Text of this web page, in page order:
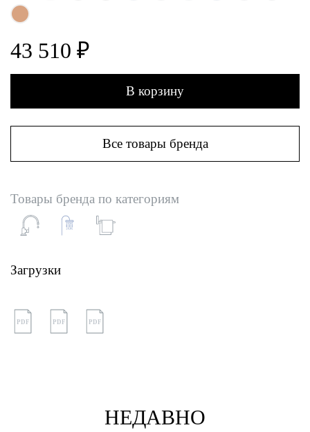
43 510 ₽
В корзину
Все товары бренда
Товары бренда по категориям
Загрузки
PDF PDF PDF
НЕДАВНО